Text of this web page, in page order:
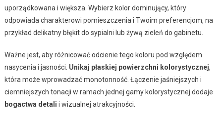
uporządkowana i większa. Wybierz kolor dominujący, który
odpowiada charakterowi pomieszczenia i Twoim preferencjom, na
przykład delikatny błękit do sypialni lub żywą zieleń do gabinetu.
Ważne jest, aby różnicować odcienie tego koloru pod względem
nasycenia i jasności. Unikaj płaskiej powierzchni kolorystycznej,
która może wprowadzać monotonność. Łączenie jaśniejszych i
ciemniejszych tonacji w ramach jednej gamy kolorystycznej dodaje
bogactwa detali i wizualnej atrakcyjności.